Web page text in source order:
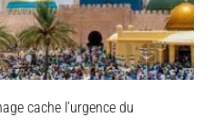
cache l’urgence du